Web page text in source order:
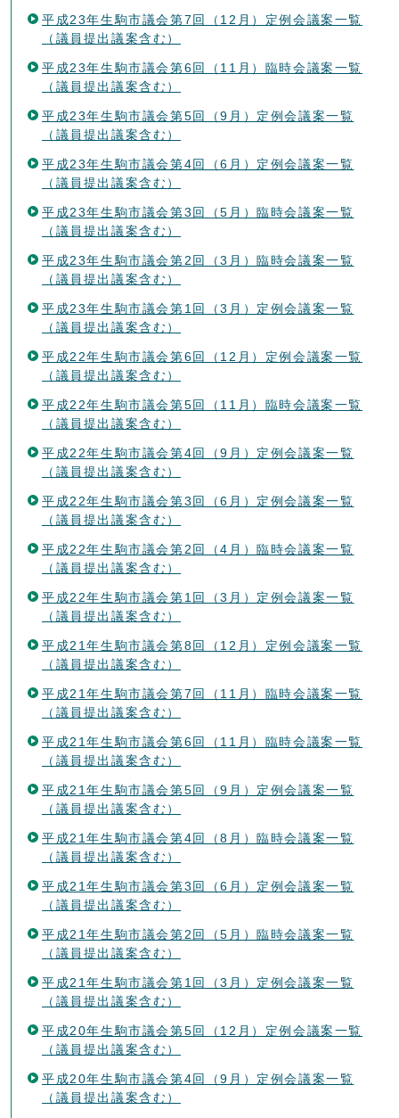
平成23年生駒市議会第7回（12月）定例会議案一覧
（議員提出議案含む）
平成23年生駒市議会第6回（11月）臨時会議案一覧
（議員提出議案含む）
平成23年生駒市議会第5回（9月）定例会議案一覧
（議員提出議案含む）
平成23年生駒市議会第4回（6月）定例会議案一覧
（議員提出議案含む）
平成23年生駒市議会第3回（5月）臨時会議案一覧
（議員提出議案含む）
平成23年生駒市議会第2回（3月）臨時会議案一覧
（議員提出議案含む）
平成23年生駒市議会第1回（3月）定例会議案一覧
（議員提出議案含む）
平成22年生駒市議会第6回（12月）定例会議案一覧
（議員提出議案含む）
平成22年生駒市議会第5回（11月）臨時会議案一覧
（議員提出議案含む）
平成22年生駒市議会第4回（9月）定例会議案一覧
（議員提出議案含む）
平成22年生駒市議会第3回（6月）定例会議案一覧
（議員提出議案含む）
平成22年生駒市議会第2回（4月）臨時会議案一覧
（議員提出議案含む）
平成22年生駒市議会第1回（3月）定例会議案一覧
（議員提出議案含む）
平成21年生駒市議会第8回（12月）定例会議案一覧
（議員提出議案含む）
平成21年生駒市議会第7回（11月）臨時会議案一覧
（議員提出議案含む）
平成21年生駒市議会第6回（11月）臨時会議案一覧
（議員提出議案含む）
平成21年生駒市議会第5回（9月）定例会議案一覧
（議員提出議案含む）
平成21年生駒市議会第4回（8月）臨時会議案一覧
（議員提出議案含む）
平成21年生駒市議会第3回（6月）定例会議案一覧
（議員提出議案含む）
平成21年生駒市議会第2回（5月）臨時会議案一覧
（議員提出議案含む）
平成21年生駒市議会第1回（3月）定例会議案一覧
（議員提出議案含む）
平成20年生駒市議会第5回（12月）定例会議案一覧
（議員提出議案含む）
平成20年生駒市議会第4回（9月）定例会議案一覧
（議員提出議案含む）